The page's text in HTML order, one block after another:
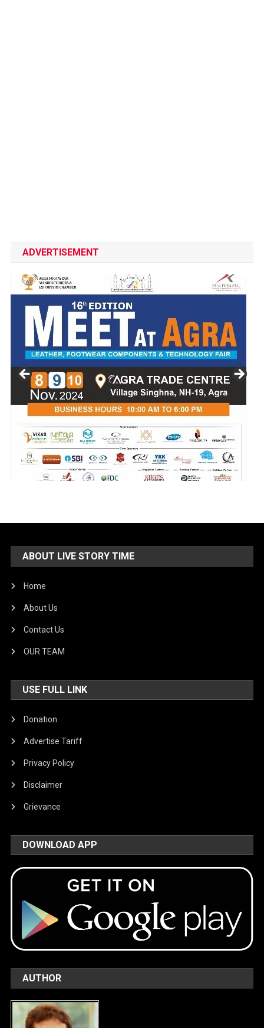
ADVERTISEMENT
ABOUT LIVE STORY TIME
Home
About Us
Contact Us
OUR TEAM
USE FULL LINK
Donation
Advertise Tariff
Privacy Policy
Disclaimer
Grievance
DOWNLOAD APP
AUTHOR